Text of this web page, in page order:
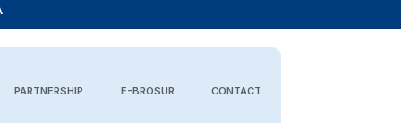
PARTNERSHIP E-BROSUR CONTACT